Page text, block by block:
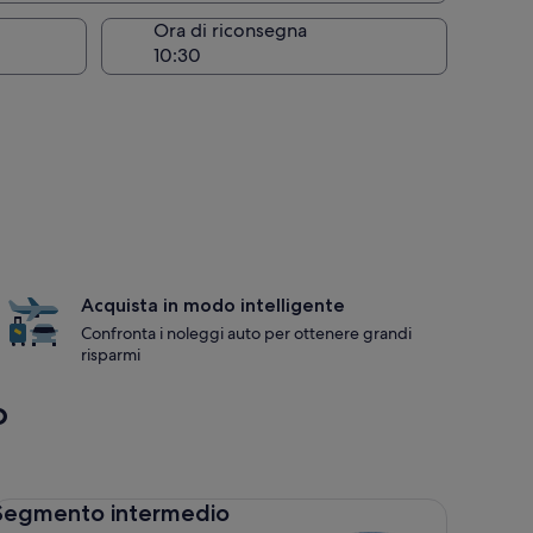
Ora di riconsegna
Acquista in modo intelligente
Confronta i noleggi auto per ottenere grandi
risparmi
intermedio